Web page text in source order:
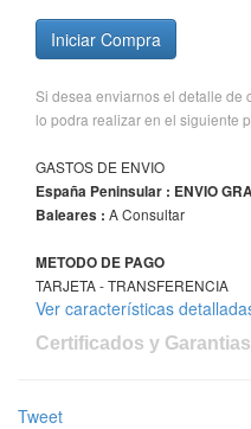
Iniciar Compra
Si desea enviarnos el detalle de
lo podra realizar en el siguiente
GASTOS DE ENVIO
España Peninsular : ENVIO
Baleares : A Consultar
METODO DE PAGO
TARJETA - TRANSFERENCIA
Ver características
Certificados y Garantias
Tweet